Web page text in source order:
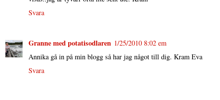
Svara
Granne med potatisodlaren 1/25/2010 8:02 em
Annika gå in på min blogg så har jag något till dig. Kram Eva
Svara